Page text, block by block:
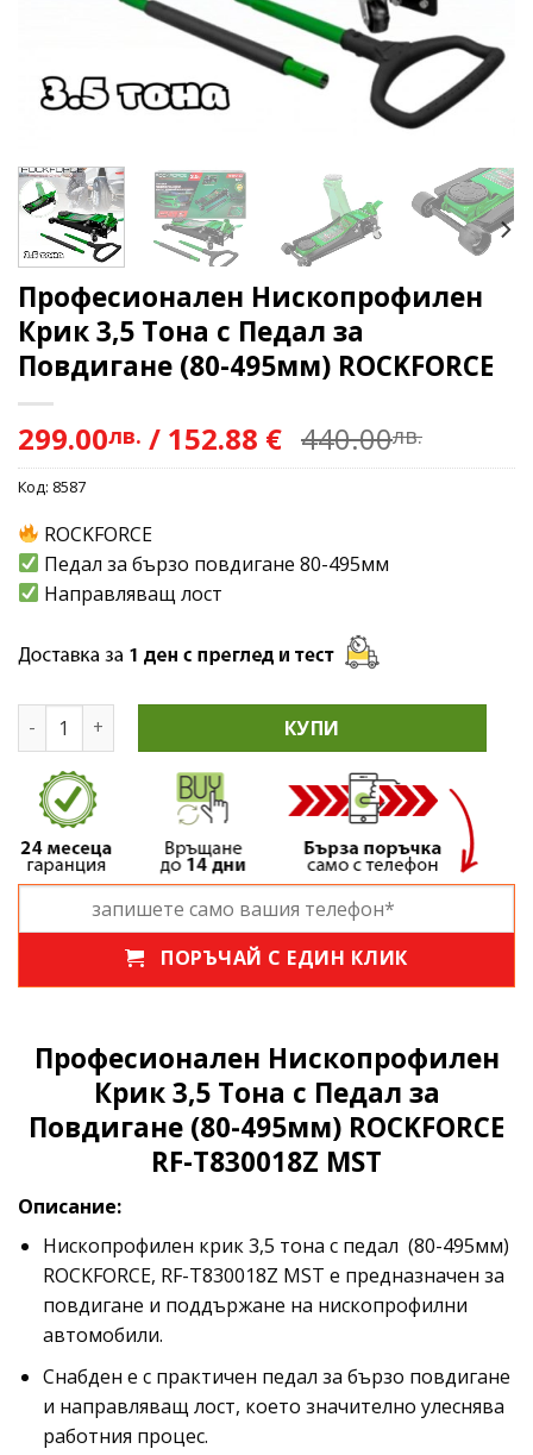
Професионален Нископрофилен
Крик 3,5 Тона с Педал за
Повдигане (80-495мм) ROCKFORCE
299.00лв. / 152.88 € 440.00лв.
Код: 8587
ROCKFORCE
Педал за бързо повдигане 80-495мм
Направляващ лост
количество за Професионален Нископрофилен Крик
КУПИ
ПОРЪЧАЙ С ЕДИН КЛИК
Професионален Нископрофилен
Крик 3,5 Тона с Педал за
Повдигане (80-495мм) ROCKFORCE
RF-T830018Z MST
Описание:
Нископрофилен крик 3,5 тона с педал (80-495мм)
ROCKFORCE, RF-T830018Z MST е предназначен за
повдигане и поддържане на нископрофилни
автомобили.
Снабден е с практичен педал за бързо повдигане
и направляващ лост, което значително улеснява
работния процес.